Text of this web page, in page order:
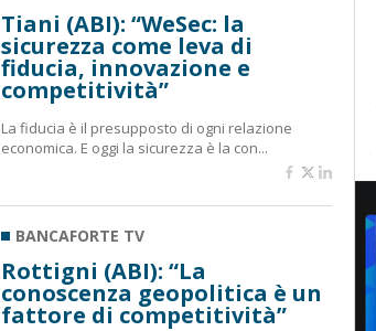
Tiani (ABI): “WeSec: la
sicurezza come leva di
fiducia, innovazione e
competitività”
La fiducia è il presupposto di ogni relazione
economica. E oggi la sicurezza è la con...
BANCAFORTE TV
Rottigni (ABI): “La
conoscenza geopolitica è un
fattore di competitività”